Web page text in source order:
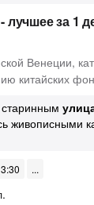
лучшее за 1
Венеции,
китайских
живописными